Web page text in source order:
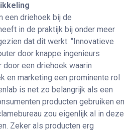
een driehoek bij de
in de praktijk bij onder meer
dat dit werkt: “Innovatieve
door knappe ingenieurs
een driehoek waarin
en marketing een prominente rol
is net zo belangrijk als een
producten gebruiken en
zou eigenlijk al in deze
Zeker als producten erg